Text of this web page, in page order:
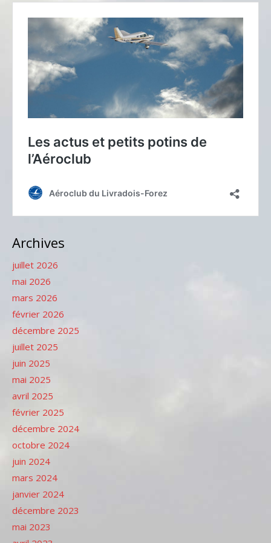
Archives
juillet 2026
mai 2026
mars 2026
février 2026
décembre 2025
juillet 2025
juin 2025
mai 2025
avril 2025
février 2025
décembre 2024
octobre 2024
juin 2024
mars 2024
janvier 2024
décembre 2023
mai 2023